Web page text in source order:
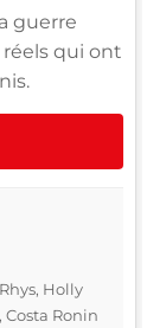
guerre
qui ont
Holly
Ronin